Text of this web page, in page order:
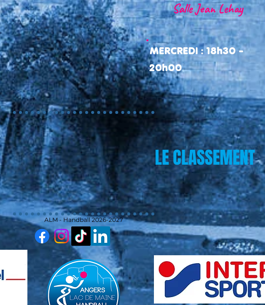
Salle Jean Lehay
MERCREDI : 18h30 -
20h00
LE CLASSEMENT
ALM - Handball 2026-2027